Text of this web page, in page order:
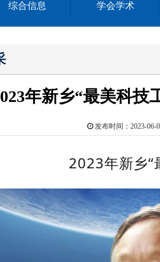
综合信息 学会学术
年新乡“最美科技
发布时间：2023-
2023年新乡“